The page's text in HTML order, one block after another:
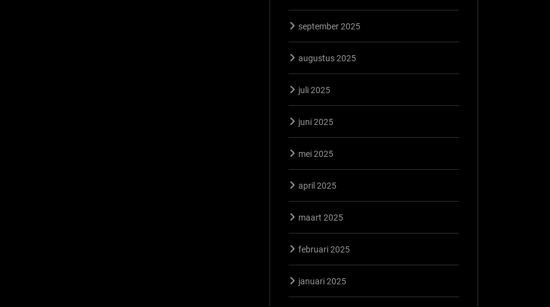
september 2025
augustus 2025
juli 2025
juni 2025
mei 2025
april 2025
maart 2025
februari 2025
januari 2025